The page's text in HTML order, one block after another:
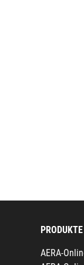
PRODUKTE
AERA-